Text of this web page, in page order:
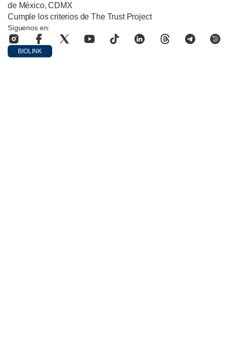
de México, CDMX
Cumple los criterios de The Trust Project
Síguenos en:
BIOLINK